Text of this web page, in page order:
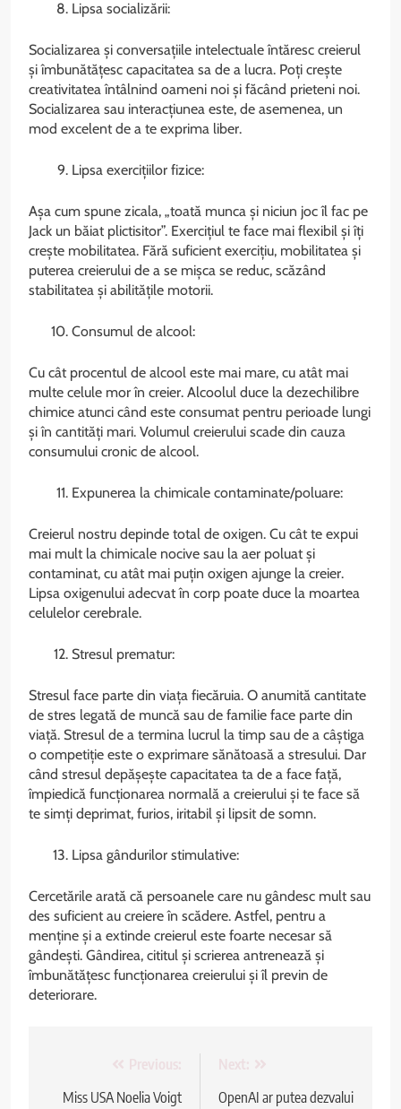
Lipsa socializării:
Socializarea și conversațiile intelectuale întăresc creierul
și îmbunătățesc capacitatea sa de a lucra. Poți crește
creativitatea întâlnind oameni noi și făcând prieteni noi.
Socializarea sau interacțiunea este, de asemenea, un
mod excelent de a te exprima liber.
Lipsa exercițiilor fizice:
Așa cum spune zicala, „toată munca și niciun joc îl fac pe
Jack un băiat plictisitor”. Exercițiul te face mai flexibil și îți
crește mobilitatea. Fără suficient exercițiu, mobilitatea și
puterea creierului de a se mișca se reduc, scăzând
stabilitatea și abilitățile motorii.
Consumul de alcool:
Cu cât procentul de alcool este mai mare, cu atât mai
multe celule mor în creier. Alcoolul duce la dezechilibre
chimice atunci când este consumat pentru perioade lungi
și în cantități mari. Volumul creierului scade din cauza
consumului cronic de alcool.
Expunerea la chimicale contaminate/poluare:
Creierul nostru depinde total de oxigen. Cu cât te expui
mai mult la chimicale nocive sau la aer poluat și
contaminat, cu atât mai puțin oxigen ajunge la creier.
Lipsa oxigenului adecvat în corp poate duce la moartea
celulelor cerebrale.
Stresul prematur:
Stresul face parte din viața fiecăruia. O anumită cantitate
de stres legată de muncă sau de familie face parte din
viață. Stresul de a termina lucrul la timp sau de a câștiga
o competiție este o exprimare sănătoasă a stresului. Dar
când stresul depășește capacitatea ta de a face față,
împiedică funcționarea normală a creierului și te face să
te simți deprimat, furios, iritabil și lipsit de somn.
Lipsa gândurilor stimulative:
Cercetările arată că persoanele care nu gândesc mult sau
des suficient au creiere în scădere. Astfel, pentru a
menține și a extinde creierul este foarte necesar să
gândești. Gândirea, cititul și scrierea antrenează și
îmbunătățesc funcționarea creierului și îl previn de
deteriorare.
Miss USA Noelia Voigt
OpenAI ar putea dezvalui